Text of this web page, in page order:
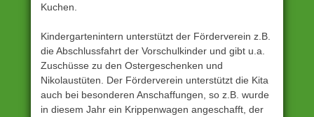
Kuchen.
Kindergartenintern unterstützt der Förderverein z.B.
die Abschlussfahrt der Vorschulkinder und gibt u.a.
Zuschüsse zu den Ostergeschenken und
Nikolaustüten. Der Förderverein unterstützt die Kita
auch bei besonderen Anschaffungen, so z.B. wurde
in diesem Jahr ein Krippenwagen angeschafft, der